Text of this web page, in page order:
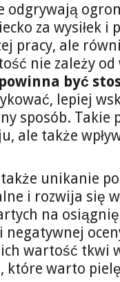
odgrywają
za wysiłek i
pracy, ale
nie zależy
być
lepiej
sposób. Takie
ale także
unikanie
i rozwija się
na
ich wartość tkwi
które warto